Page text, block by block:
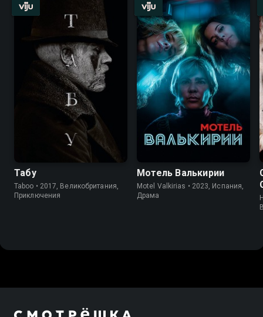
Табу
Taboo • 2017, Великобритания,
Приключения
Мотель Валькирии
Motel Valkirias • 2023, Испания,
Драма